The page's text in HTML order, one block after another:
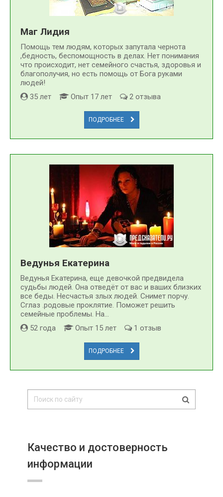
Маг Лидия
Помощь тем людям, которых запутала чернота
,бедность, беспомощность в делах. Нет понимания
что происходит, нет семейного счастья, здоровья и
благополучия, но есть помощь от Бога руками
людей!
35 лет
Опыт 17 лет 2 отзыва
ПОДРОБНЕЕ
Ведунья Екатерина
Ведунья Екатерина, еще девочкой предвидела
судьбы людей. Она отведёт от вас и ваших близких
все беды. Несчастья злых людей. Снимет порчу.
Сглаз .родовые проклятие. Поможет решить
семейные проблемы. На...
52 года
Опыт 15 лет 1 отзыв
ПОДРОБНЕЕ
Качество и достоверность
информации